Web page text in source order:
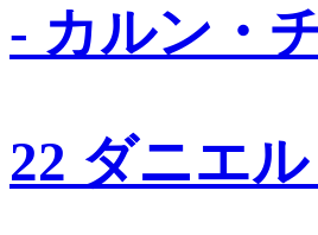
- カルン・
22 ダニエ